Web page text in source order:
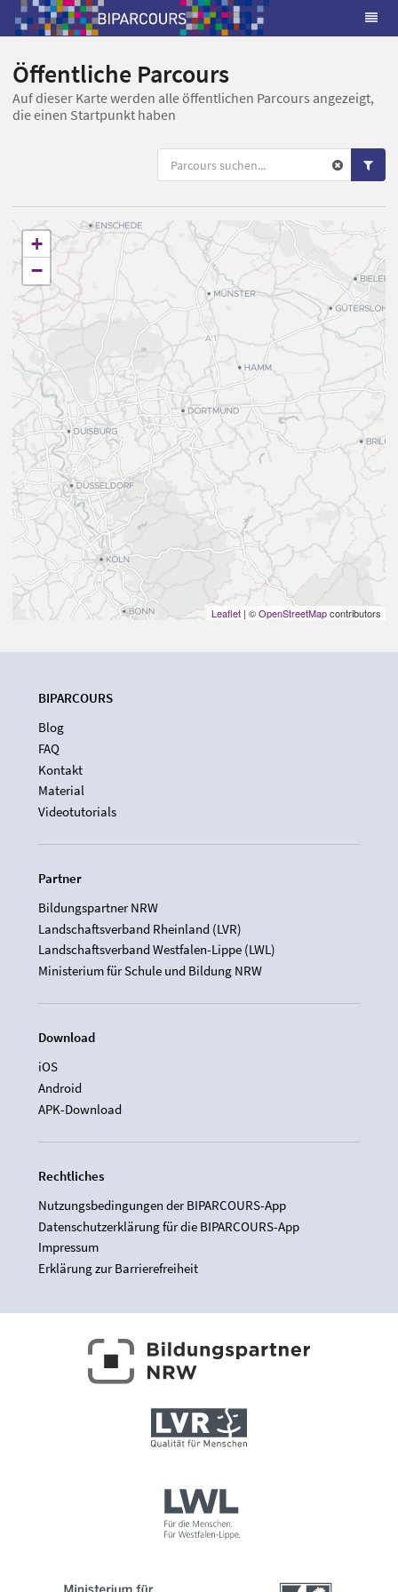
Öffentliche Parcours
Auf dieser Karte werden alle öffentlichen Parcours angezeigt,
die einen Startpunkt haben
+
−
Leaflet | ©OpenStreetMapcontributors
BIPARCOURS
Blog
FAQ
Kontakt
Material
Videotutorials
Partner
Bildungspartner NRW
Landschaftsverband Rheinland (LVR)
Landschaftsverband Westfalen-Lippe (LWL)
Ministerium für Schule und Bildung NRW
Download
iOS
Android
APK-Download
Rechtliches
Nutzungsbedingungen der BIPARCOURS-App
Datenschutzerklärung für die BIPARCOURS-App
Impressum
Erklärung zur Barrierefreiheit